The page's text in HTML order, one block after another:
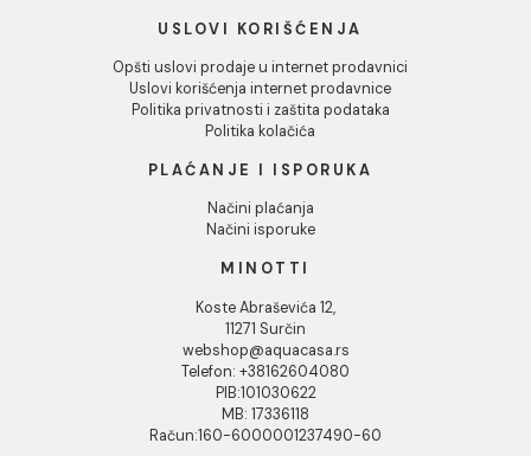
INFORMACIJE O KOMPANIJI
O nama
Društvena odgovornost
Kontakt
Podaci o kompaniji
KORISNIČKA PODRŠKA
Uputstvo za poručivanje
Kako kreirati korisnički nalog?
Reklamacije
Povraćaj sredstava
Blog
USLOVI KORIŠĆENJA